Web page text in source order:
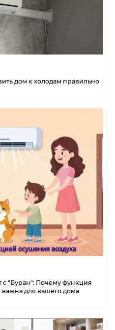
дом к холодам правильно
"Буран": Почему функция
для вашего дома